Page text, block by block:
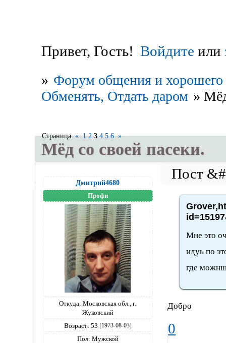
Привет, Гость! Войдите или
» Форум общения и хорошего
Обменять, Отдать даром »
Мёд со своей пасеки.
Страница:« 1 2 3 4 5 6 »
Дмитрий4680
Профи
Откуда: Московская обл., г.
Жуковский
Возраст: 53 [1973-08-03]
Пол: Мужской
Мне это
идуь по
где
Добро
0